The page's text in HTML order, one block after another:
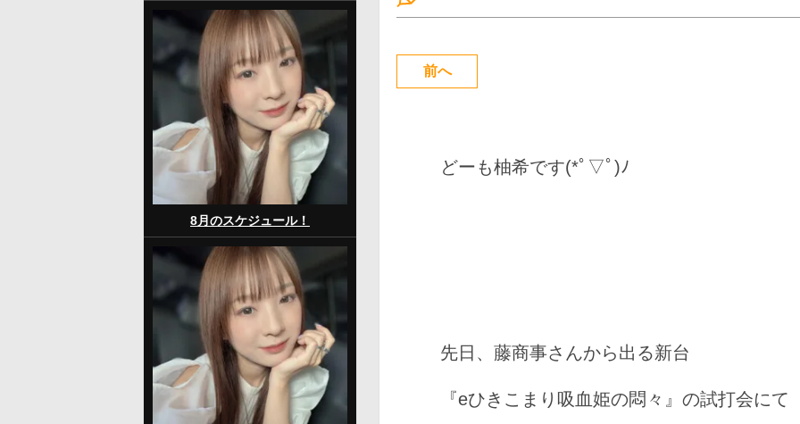
8月のスケジュール！
前へ
どーも柚希です(*ﾟ▽ﾟ)ﾉ
先日、藤商事さんから出る新台
『eひきこまり吸血姫の悶々』の試打会にて